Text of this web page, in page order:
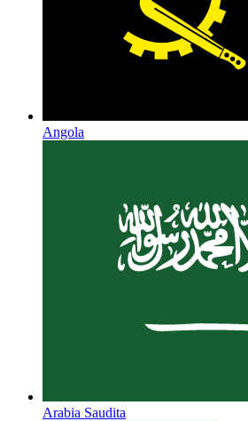
Angola
Arabia Saudita